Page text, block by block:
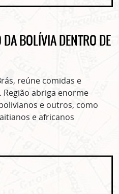
BOLÍVIA DENTRO DE
reúne comidas e
abriga enorme
e outros, como
e africanos